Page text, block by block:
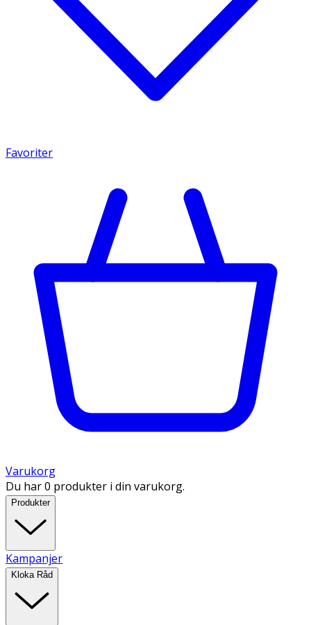
Favoriter
Varukorg
Du har 0 produkter i din varukorg.
Produkter
Kampanjer
Kloka Råd